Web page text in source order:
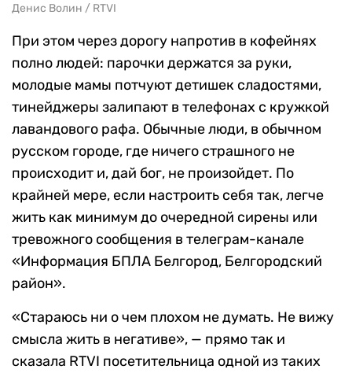
Денис Волин / RTVI
При этом через дорогу напротив в кофейнях
полно людей: парочки держатся за руки,
молодые мамы потчуют детишек сладостями,
тинейджеры залипают в телефонах с кружкой
лавандового рафа. Обычные люди, в обычном
русском городе, где ничего страшного не
происходит и, дай бог, не произойдет. По
крайней мере, если настроить себя так, легче
жить как минимум до очередной сирены или
тревожного сообщения в телеграм-канале
«Информация БПЛА Белгород, Белгородский
район».
«Стараюсь ни о чем плохом не думать. Не вижу
смысла жить в негативе», — прямо так и
сказала RTVI посетительница одной из таких